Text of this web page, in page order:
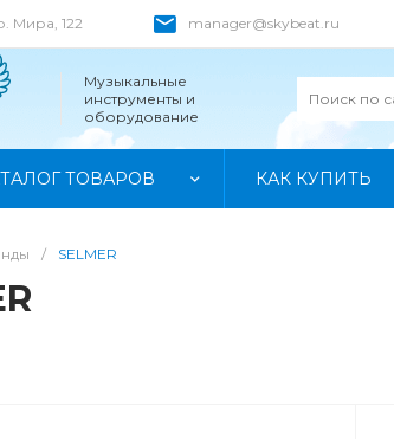
Мира, 122 manager@skybeat.ru
Музыкальные
инструменты и
оборудование
ТОВАРОВ КАК КУПИТЬ
/ SELMER